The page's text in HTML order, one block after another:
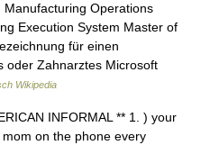
Operations
Execution System Master of
für einen
oder Zahnarztes Microsoft
Wikipedia
INFORMAL ** 1. ) your
on the phone every